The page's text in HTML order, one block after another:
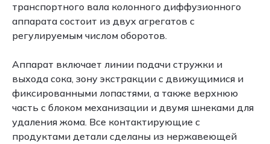
транспортного вала колонного диффузионного
аппарата состоит из двух агрегатов с
регулируемым числом оборотов.
Аппарат включает линии подачи стружки и
выхода сока, зону экстракции с движущимися и
фиксированными лопастями, а также верхнюю
часть с блоком механизации и двумя шнеками для
удаления жома. Все контактирующие с
продуктами детали сделаны из нержавеющей